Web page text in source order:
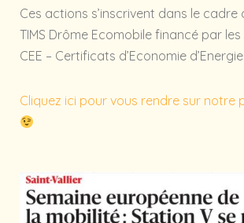
Ces actions s’inscrivent dans le
TIMS Drôme Ecomobile financé par les
CEE – Certificats d’Economie d’Energie.
Cliquez ici pour vous rendre sur notre